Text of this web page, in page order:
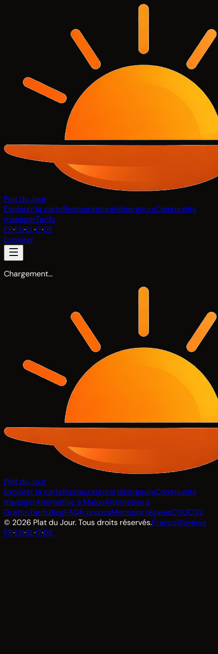
Plat du Jour
Explorer la carteRestaurateursHébergeursCommunity
managerTarifs
FR·EN·SL·IT·DE
Explorer
Chargement…
Plat du Jour
Explorer la carteRestaurateursHébergeursCommunity
managerAlternative à MalouAlternative à
GrattinTarifsBlogFAQÀ proposMentions légalesCGUCGV
© 2026 Plat du Jour. Tous droits réservés.FranceSlovénie
FR·EN·SL·IT·DE